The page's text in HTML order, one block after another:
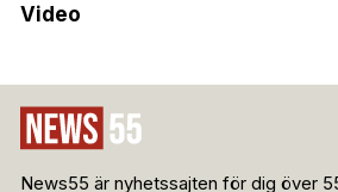
Video
News55 är nyhetssajten för dig över